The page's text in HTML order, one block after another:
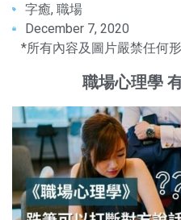
字癒, 職場
December 7, 2020
*所有內容及圖片嚴禁任何
職場心理學